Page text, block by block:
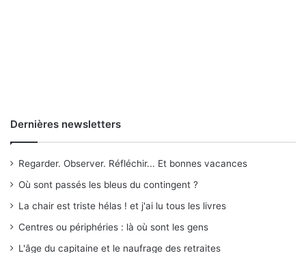
Dernières newsletters
Regarder. Observer. Réfléchir... Et bonnes vacances
Où sont passés les bleus du contingent ?
La chair est triste hélas ! et j'ai lu tous les livres
Centres ou périphéries : là où sont les gens
L'âge du capitaine et le naufrage des retraites